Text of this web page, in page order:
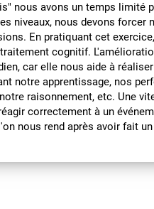
nous avons un temps limité
niveaux, nous devons forcer
En pratiquant cet
cognitif.
car elle nous aide à
notre apprentissage, nos
raisonnement, etc. Une
correctement à un
nous rend après avoir fait